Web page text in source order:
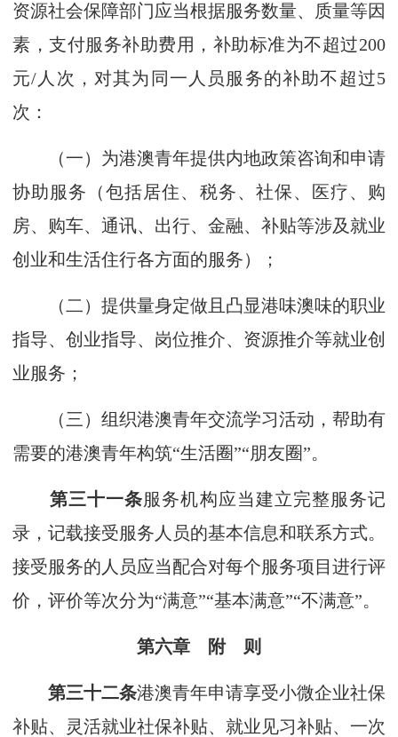
资源社会保障部门应当根据服务数量、质量等因
素，支付服务补助费用，补助标准为不超过200
元/人次，对其为同一人员服务的补助不超过5
次：
（一）为港澳青年提供内地政策咨询和申请
协助服务（包括居住、税务、社保、医疗、购
房、购车、通讯、出行、金融、补贴等涉及就业
创业和生活住行各方面的服务）；
（二）提供量身定做且凸显港味澳味的职业
指导、创业指导、岗位推介、资源推介等就业创
业服务；
（三）组织港澳青年交流学习活动，帮助有
需要的港澳青年构筑“生活圈”“朋友圈”。
第三十一条服务机构应当建立完整服务记
录，记载接受服务人员的基本信息和联系方式。
接受服务的人员应当配合对每个服务项目进行评
价，评价等次分为“满意”“基本满意”“不满意”。
第六章 附 则
第三十二条港澳青年申请享受小微企业社保
补贴、灵活就业社保补贴、就业见习补贴、一次